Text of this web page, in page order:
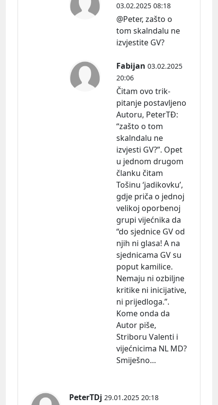
03.02.2025 08:18
@Peter, zašto o
tom skalndalu ne
izvjestite GV?
Fabijan 03.02.2025
20:06
Čitam ovo trik-
pitanje postavljeno
Autoru, PeterTĐ:
“zašto o tom
skalndalu ne
izvjesti GV?”. Opet
u jednom drugom
članku čitam
Tošinu ‘jadikovku’,
gdje priča o jednoj
velikoj oporbenoj
grupi vijećnika da
“do sjednice GV od
njih ni glasa! A na
sjednicama GV su
poput kamilice.
Nemaju ni ozbiljne
kritike ni inicijative,
ni prijedloga.”.
Kome onda da
Autor piše,
Striboru Valenti i
vijećnicima NL MD?
Smiješno…
PeterTDj 29.01.2025 20:18